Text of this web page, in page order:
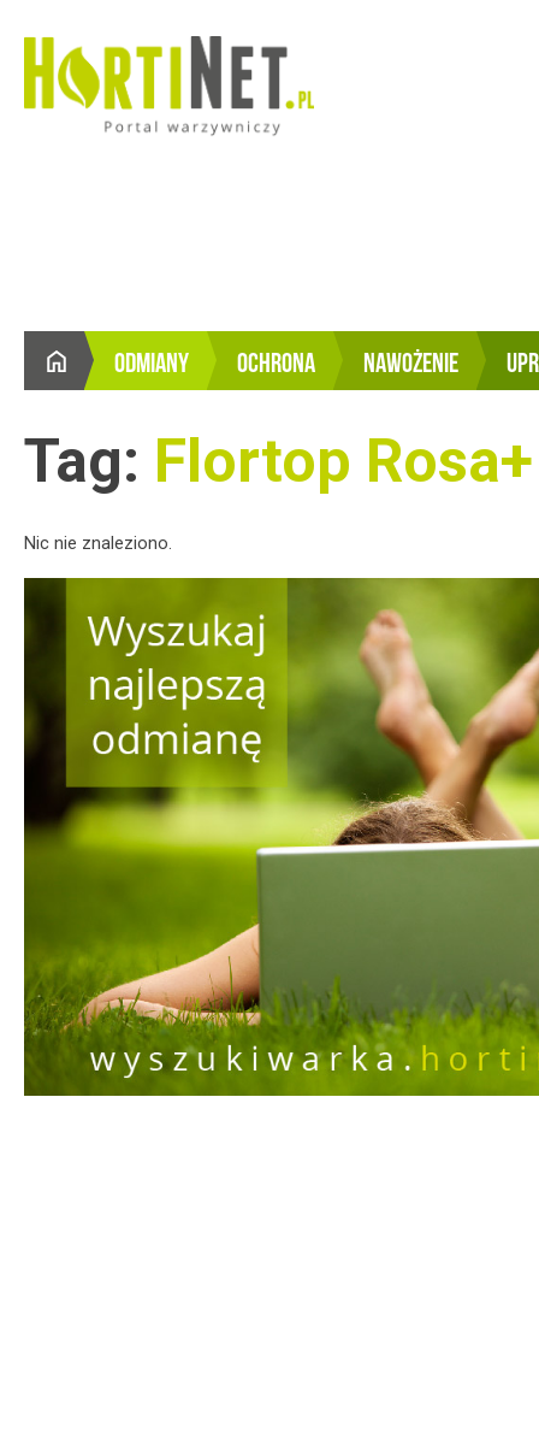
STRONA
ODMIANY OCHRONA NAWOŻENIE
Tag: Flortop
Nic nie znaleziono.